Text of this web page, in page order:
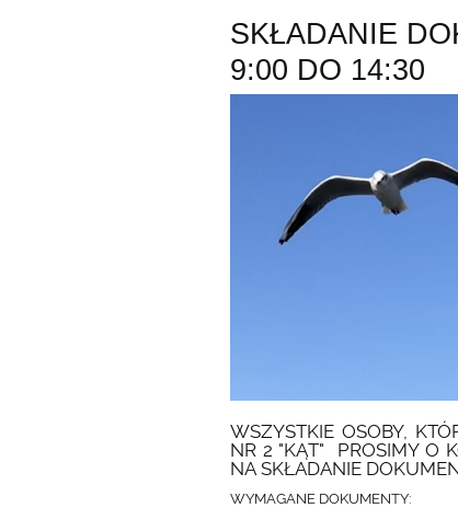
SKŁADANIE
9:00 DO 14:30
WSZYSTKIE OSOBY,
NR 2 "KĄT" PROSIMY O
NA SKŁADANIE
WYMAGANE DOKUMENTY: